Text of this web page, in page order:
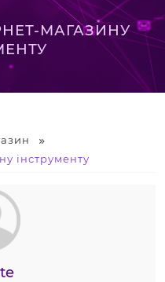
МАГАЗИНУ
інструменту